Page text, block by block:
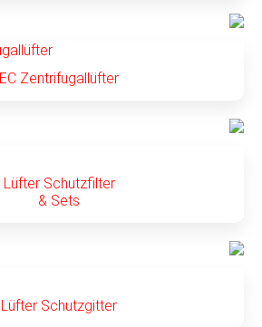
EC Zentrifugallüfter
Lüfter Schutzfilter
& Sets
Lüfter Schutzgitter